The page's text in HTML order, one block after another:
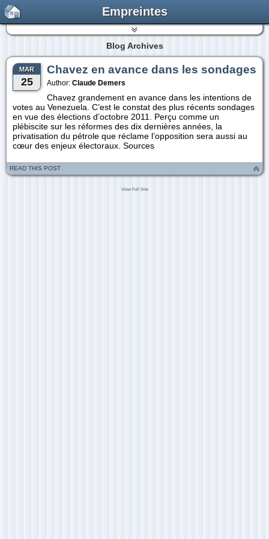
Empreintes
Blog Archives
MAR
25
Chavez en avance dans les sondages
Author: Claude Demers
Chavez grandement en avance dans les intentions de
votes au Venezuela. C’est le constat des plus récents sondages
en vue des élections d’octobre 2011. Perçu comme un
plébiscite sur les réformes des dix dernières années, la
privatisation du pétrole que réclame l’opposition sera aussi au
cœur des enjeux électoraux. Sources
READ THIS POST
View Full Site